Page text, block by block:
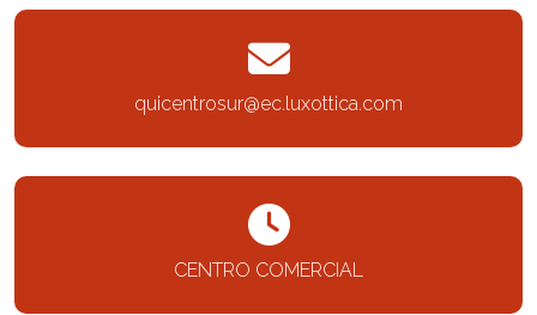
quicentrosur@ec.luxottica.com
CENTRO COMERCIAL